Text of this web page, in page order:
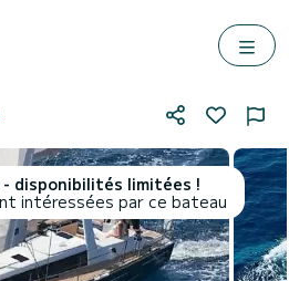
disponibilités limitées !
intéressées par ce bateau